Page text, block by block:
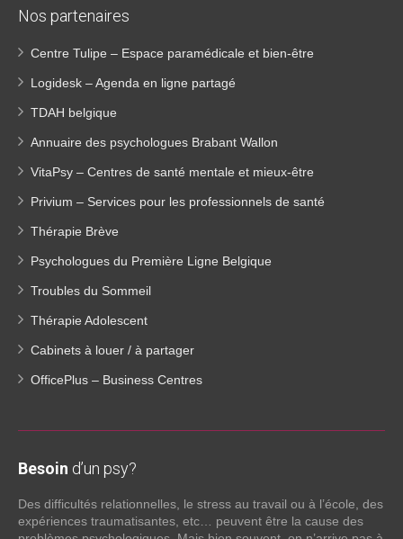
Nos partenaires
Centre Tulipe – Espace paramédicale et bien-être
Logidesk – Agenda en ligne partagé
TDAH belgique
Annuaire des psychologues Brabant Wallon
VitaPsy – Centres de santé mentale et mieux-être
Privium – Services pour les professionnels de santé
Thérapie Brève
Psychologues du Première Ligne Belgique
Troubles du Sommeil
Thérapie Adolescent
Cabinets à louer / à partager
OfficePlus – Business Centres
Besoin d’un psy?
Des difficultés relationnelles, le stress au travail ou à l’école, des
expériences traumatisantes, etc… peuvent être la cause des